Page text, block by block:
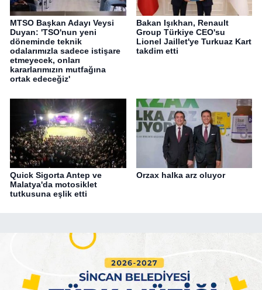
MTSO Başkan Adayı Veysi
Duyan: 'TSO'nun yeni
döneminde teknik
odalarımızla sadece istişare
etmeyecek, onları
kararlarımızın mutfağına
ortak edeceğiz'
Bakan Işıkhan, Renault
Group Türkiye CEO'su
Lionel Jaillet'ye Turkuaz Kart
takdim etti
Quick Sigorta Antep ve
Malatya'da motosiklet
tutkusuna eşlik etti
Orzax halka arz oluyor